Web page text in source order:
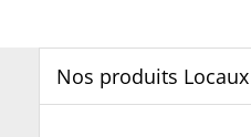
Nos produits Locaux